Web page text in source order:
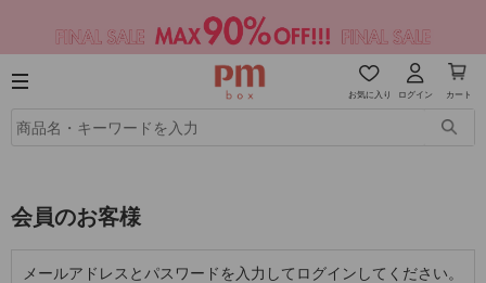
お気に入り ログイン カート
会員のお客様
メールアドレスとパスワードを入力してログインしてください。